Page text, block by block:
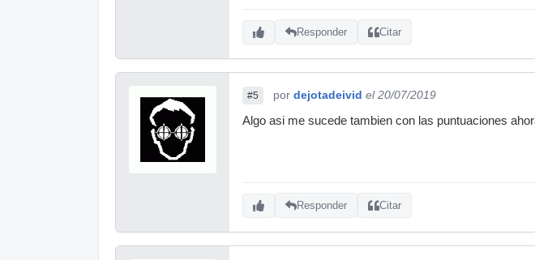
Responder Citar
#5 por dejotadeivid el 20/07/2019
Algo asi me sucede tambien con las puntuaciones
Responder Citar